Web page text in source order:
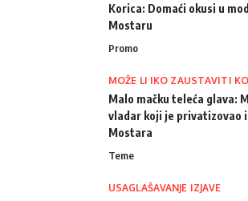
Korica: Domaći okusi u
Mostaru
Promo
MOŽE LI IKO ZAUSTAVITI
Malo mačku teleća glava:
vladar koji je privatizovao
Mostara
Teme
USAGLAŠAVANJE IZJAVE